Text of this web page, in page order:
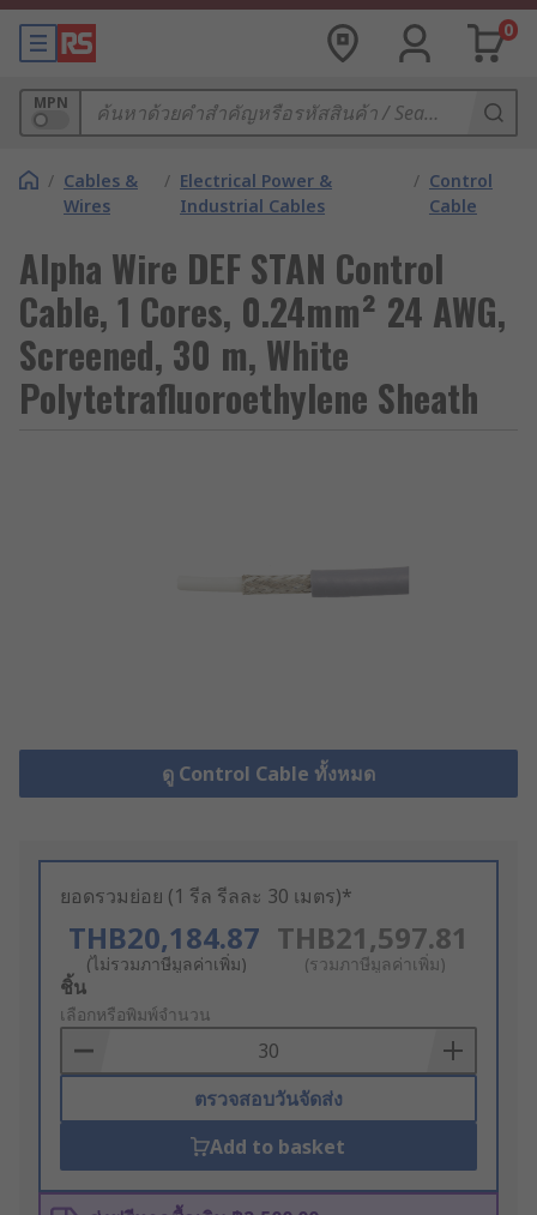
0
MPN
/ Cables &
Wires
/ Electrical Power &
Industrial Cables
/ Control
Cable
Alpha Wire DEF STAN Control
Cable, 1 Cores, 0.24mm² 24 AWG,
Screened, 30 m, White
Polytetrafluoroethylene Sheath
ดู Control Cable ทั้งหมด
ยอดรวมย่อย (1 รีล รีลละ 30 เมตร)*
THB20,184.87
(ไม่รวมภาษีมูลค่าเพิ่ม)
THB21,597.81
(รวมภาษีมูลค่าเพิ่ม)
Add
to
Basket
ชิ้น
เลือกหรือพิมพ์จำนวน
ตรวจสอบวันจัดส่ง
Add to basket